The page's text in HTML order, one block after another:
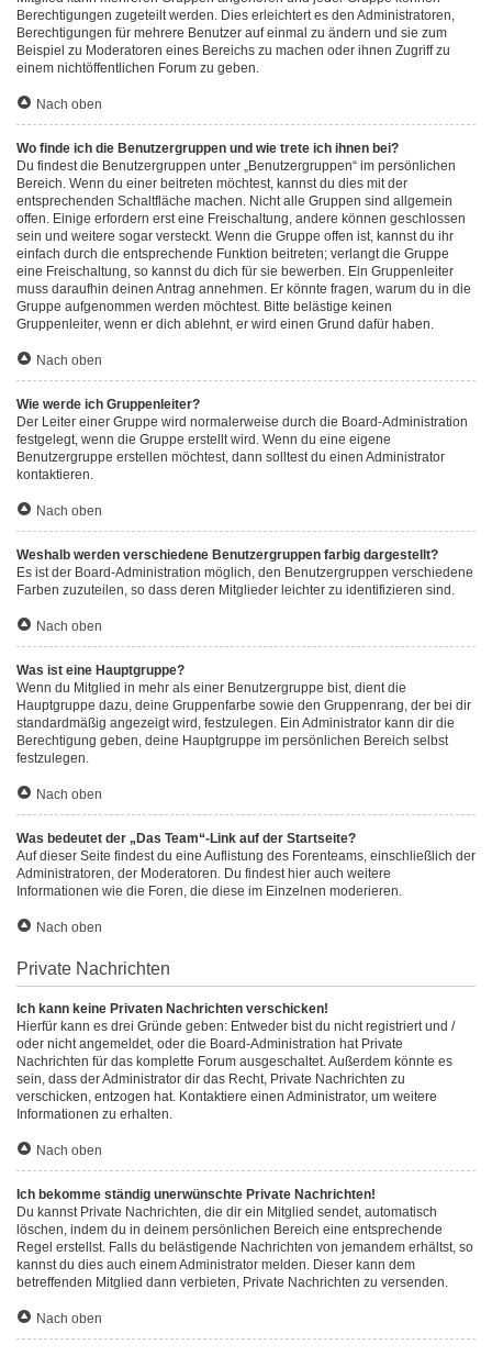
Berechtigungen zugeteilt werden. Dies erleichtert es den Administratoren,
Berechtigungen für mehrere Benutzer auf einmal zu ändern und sie zum
Beispiel zu Moderatoren eines Bereichs zu machen oder ihnen Zugriff zu
einem nichtöffentlichen Forum zu geben.
Nach oben
Wo finde ich die Benutzergruppen und wie trete ich ihnen bei?
Du findest die Benutzergruppen unter „Benutzergruppen“ im persönlichen
Bereich. Wenn du einer beitreten möchtest, kannst du dies mit der
entsprechenden Schaltfläche machen. Nicht alle Gruppen sind allgemein
offen. Einige erfordern erst eine Freischaltung, andere können geschlossen
sein und weitere sogar versteckt. Wenn die Gruppe offen ist, kannst du ihr
einfach durch die entsprechende Funktion beitreten; verlangt die Gruppe
eine Freischaltung, so kannst du dich für sie bewerben. Ein Gruppenleiter
muss daraufhin deinen Antrag annehmen. Er könnte fragen, warum du in die
Gruppe aufgenommen werden möchtest. Bitte belästige keinen
Gruppenleiter, wenn er dich ablehnt, er wird einen Grund dafür haben.
Nach oben
Wie werde ich Gruppenleiter?
Der Leiter einer Gruppe wird normalerweise durch die Board-Administration
festgelegt, wenn die Gruppe erstellt wird. Wenn du eine eigene
Benutzergruppe erstellen möchtest, dann solltest du einen Administrator
kontaktieren.
Nach oben
Weshalb werden verschiedene Benutzergruppen farbig dargestellt?
Es ist der Board-Administration möglich, den Benutzergruppen verschiedene
Farben zuzuteilen, so dass deren Mitglieder leichter zu identifizieren sind.
Nach oben
Was ist eine Hauptgruppe?
Wenn du Mitglied in mehr als einer Benutzergruppe bist, dient die
Hauptgruppe dazu, deine Gruppenfarbe sowie den Gruppenrang, der bei dir
standardmäßig angezeigt wird, festzulegen. Ein Administrator kann dir die
Berechtigung geben, deine Hauptgruppe im persönlichen Bereich selbst
festzulegen.
Nach oben
Was bedeutet der „Das Team“-Link auf der Startseite?
Auf dieser Seite findest du eine Auflistung des Forenteams, einschließlich der
Administratoren, der Moderatoren. Du findest hier auch weitere
Informationen wie die Foren, die diese im Einzelnen moderieren.
Nach oben
Private Nachrichten
Ich kann keine Privaten Nachrichten verschicken!
Hierfür kann es drei Gründe geben: Entweder bist du nicht registriert und /
oder nicht angemeldet, oder die Board-Administration hat Private
Nachrichten für das komplette Forum ausgeschaltet. Außerdem könnte es
sein, dass der Administrator dir das Recht, Private Nachrichten zu
verschicken, entzogen hat. Kontaktiere einen Administrator, um weitere
Informationen zu erhalten.
Nach oben
Ich bekomme ständig unerwünschte Private Nachrichten!
Du kannst Private Nachrichten, die dir ein Mitglied sendet, automatisch
löschen, indem du in deinem persönlichen Bereich eine entsprechende
Regel erstellst. Falls du belästigende Nachrichten von jemandem erhältst, so
kannst du dies auch einem Administrator melden. Dieser kann dem
betreffenden Mitglied dann verbieten, Private Nachrichten zu versenden.
Nach oben